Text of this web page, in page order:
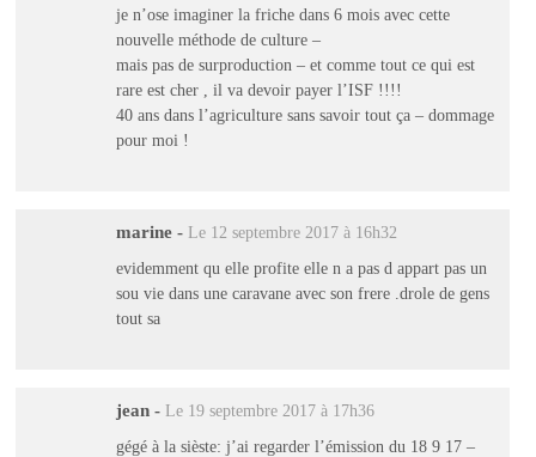
je n’ose imaginer la friche dans 6 mois avec cette
nouvelle méthode de culture –
mais pas de surproduction – et comme tout ce qui est
rare est cher , il va devoir payer l’ISF !!!!
40 ans dans l’agriculture sans savoir tout ça – dommage
pour moi !
marine - Le 12 septembre 2017 à 16h32
evidemment qu elle profite elle n a pas d appart pas un
sou vie dans une caravane avec son frere .drole de gens
tout sa
jean - Le 19 septembre 2017 à 17h36
gégé à la sièste: j’ai regarder l’émission du 18 9 17 –